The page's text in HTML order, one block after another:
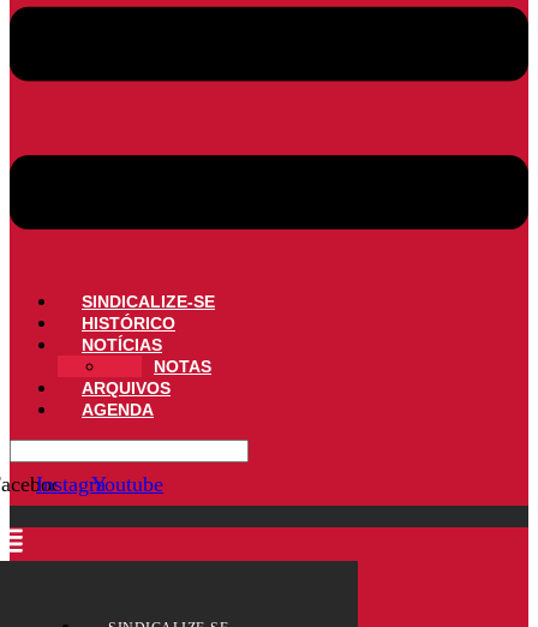
SINDICALIZE-SE
HISTÓRICO
NOTÍCIAS
NOTAS
ARQUIVOS
AGENDA
InstagramYoutube